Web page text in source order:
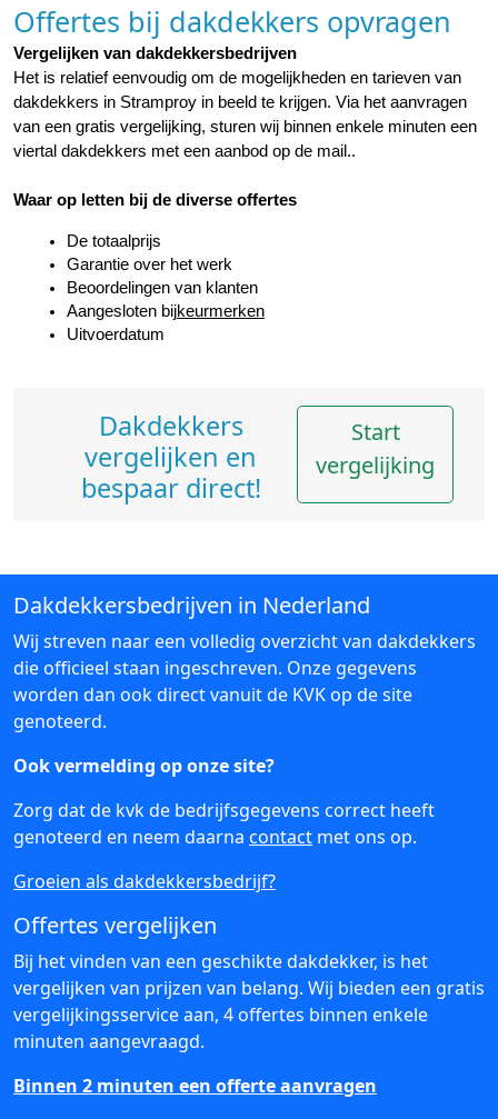
Offertes bij dakdekkers opvragen
Vergelijken van dakdekkersbedrijven
Het is relatief eenvoudig om de mogelijkheden en tarieven van
dakdekkers in Stramproy in beeld te krijgen. Via het aanvragen
van een gratis vergelijking, sturen wij binnen enkele minuten een
viertal dakdekkers met een aanbod op de mail..
Waar op letten bij de diverse offertes
De totaalprijs
Garantie over het werk
Beoordelingen van klanten
Aangesloten bijkeurmerken
Uitvoerdatum
Dakdekkers
vergelijken en
bespaar direct!
Start
vergelijking
Dakdekkersbedrijven in Nederland
Wij streven naar een volledig overzicht van dakdekkers
die officieel staan ingeschreven. Onze gegevens
worden dan ook direct vanuit de KVK op de site
genoteerd.
Ook vermelding op onze site?
Zorg dat de kvk de bedrijfsgegevens correct heeft
genoteerd en neem daarna contact met ons op.
Groeien als dakdekkersbedrijf?
Offertes vergelijken
Bij het vinden van een geschikte dakdekker, is het
vergelijken van prijzen van belang. Wij bieden een gratis
vergelijkingsservice aan, 4 offertes binnen enkele
minuten aangevraagd.
Binnen 2 minuten een offerte aanvragen